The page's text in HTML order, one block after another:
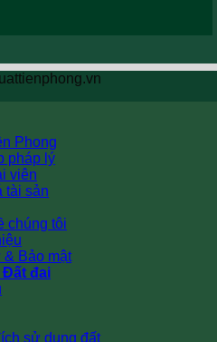
Phong
pháp lý
viên
tài sản
chúng tôi
& Bảo mật
Đất đai
sử dụng đất